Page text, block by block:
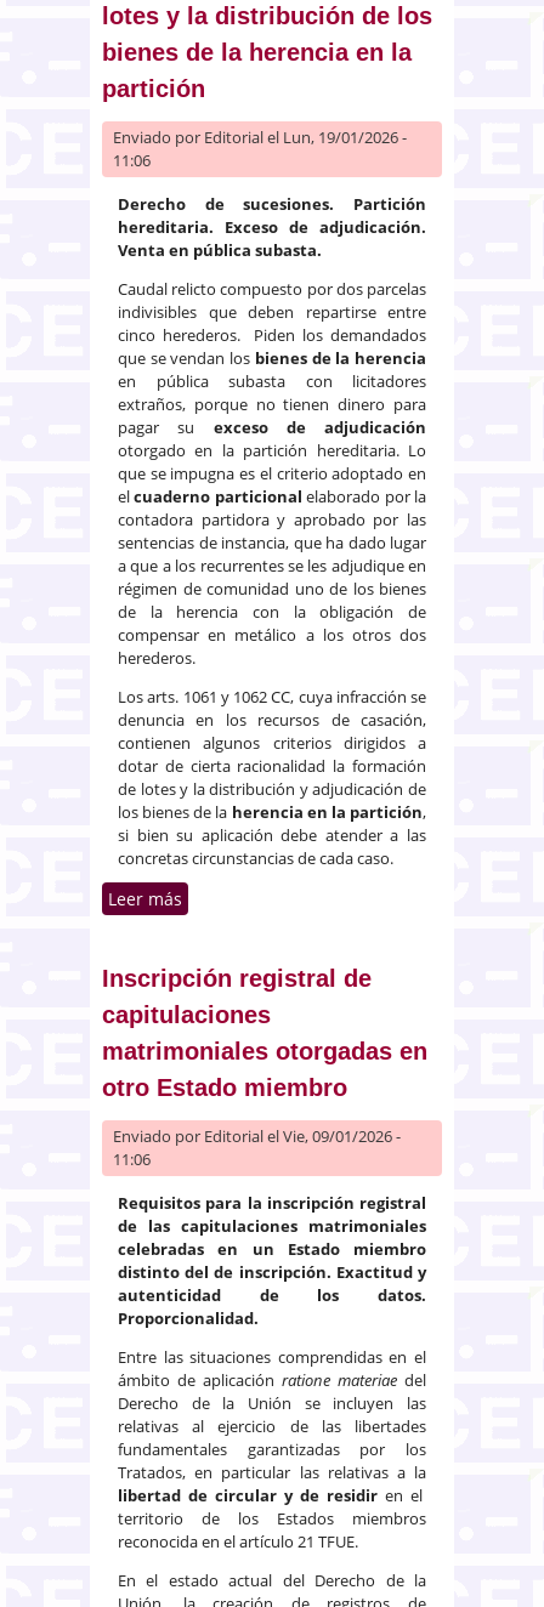
lotes y la distribución de los
bienes de la herencia en la
partición
Enviado por Editorialel Lun, 19/01/2026 -
11:06
Derecho de sucesiones. Partición
hereditaria.
Exceso de adjudicación.
Venta en pública subasta.
Caudal relicto compuesto por dos parcelas
indivisibles que deben repartirse entre
cinco herederos. Piden los demandados
que se vendan los bienes de la herencia
en pública subasta con licitadores
extraños, porque no tienen dinero para
pagar su exceso de adjudicación
otorgado en la partición hereditaria. Lo
que se impugna es el criterio adoptado en
elcuaderno particional elaborado por la
contadora partidora y aprobado por las
sentencias de instancia, que ha dado lugar
a que a los recurrentes se les adjudique en
régimen de comunidad uno de los bienes
de la herencia con la obligación de
compensar en metálico a los otros dos
herederos.
Los arts. 1061 y 1062 CC, cuya infracción se
denuncia en los recursos de casación,
contienen algunos criterios dirigidos a
dotar de cierta racionalidad la formación
de lotes y la distribución y adjudicación de
los bienes de la herencia en la partición,
si bien su aplicación debe atender a las
concretas circunstancias de cada caso.
Leer más
partición
Inscripción registral de
capitulaciones
matrimoniales otorgadas en
otro Estado miembro
Enviado por Editorialel Vie, 09/01/2026 -
11:06
Requisitos para la inscripción registral
de las capitulaciones matrimoniales
celebradas en un Estado miembro
distinto del de inscripción. Exactitud y
autenticidad de los datos.
Proporcionalidad.
Entre las situaciones comprendidas en el
ámbito de aplicación ratione materiae del
Derecho de la Unión se incluyen las
relativas al ejercicio de las libertades
fundamentales garantizadas por los
Tratados, en particular las relativas a la
libertad de circular y de residir en el
territorio de los Estados miembros
reconocida en el artículo 21 TFUE.
En el estado actual del Derecho de la